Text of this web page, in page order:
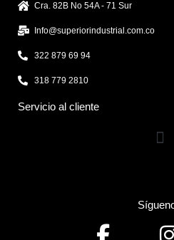
Cra. 82B No 54A - 71 Sur
Info@superiorindustrial.com.co
322 879 69 94
318 779 2810
Servicio al cliente